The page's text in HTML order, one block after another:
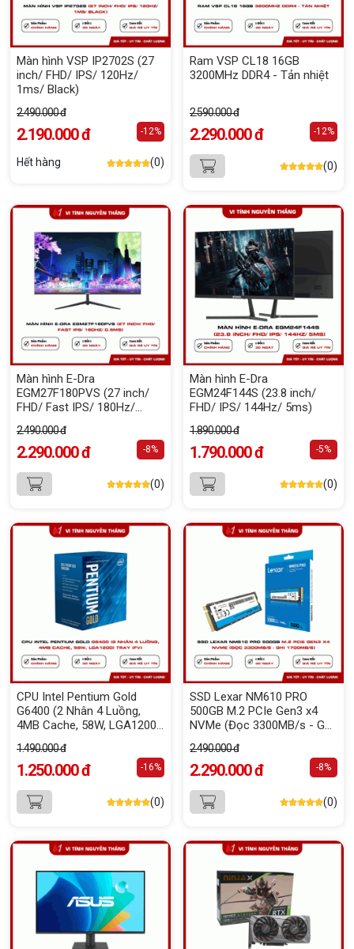
Màn hình VSP IP2702S (27
inch/ FHD/ IPS/ 120Hz/
1ms/ Black)
2.490.000 đ
2.190.000 đ -12%
Hết hàng (0)
Ram VSP CL18 16GB
3200MHz DDR4 - Tản nhiệt
2.590.000 đ
2.290.000 đ -12%
(0)
Màn hình E-Dra
EGM27F180PVS (27 inch/
FHD/ Fast IPS/ 180Hz/
2.490.000 đ
2.290.000 đ -8%
(0)
Màn hình E-Dra
EGM24F144S (23.8 inch/
FHD/ IPS/ 144Hz/ 5ms)
1.890.000 đ
1.790.000 đ -5%
(0)
CPU Intel Pentium Gold
G6400 (2 Nhân 4 Luồng,
4MB Cache, 58W, LGA1200)
1.490.000 đ
1.250.000 đ -16%
(0)
SSD Lexar NM610 PRO
500GB M.2 PCIe Gen3 x4
NVMe (Đọc 3300MB/s - Ghi
2.490.000 đ
2.290.000 đ -8%
(0)